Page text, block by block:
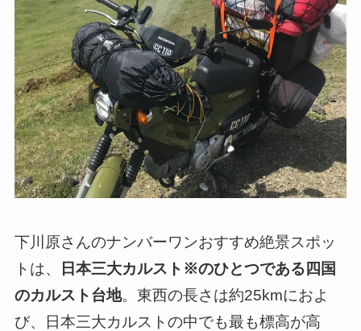
下川原さんのナンバーワンおすすめ絶景スポッ
トは、
日本三大カルスト※のひとつである四国
のカルスト台地。東西の長さは約25kmにおよ
び、日本三大カルストの中でも最も標高が高